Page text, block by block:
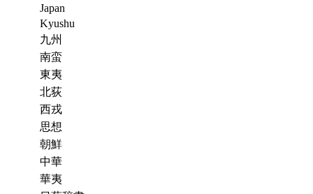
Japan
Kyushu
九州
南蛮
東夷
北荻
西戎
思想
朝鮮
中華
華夷